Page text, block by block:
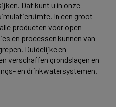
Dat kunt u in onze
In een groot
producten voor open
en processen kunnen van
Duidelijke en
verschaffen grondslagen en
en drinkwatersystemen.